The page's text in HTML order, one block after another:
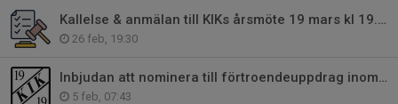
Kallelse & anmälan till KIKs årsmöte 19 mars kl 19.00 på Engvallen
26 feb, 19:30
Inbjudan att nominera till förtroendeuppdrag inom Knivsta IK
5 feb, 07:43